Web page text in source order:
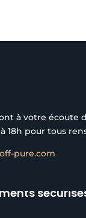
à votre écoute
18h pour tous
pure.com